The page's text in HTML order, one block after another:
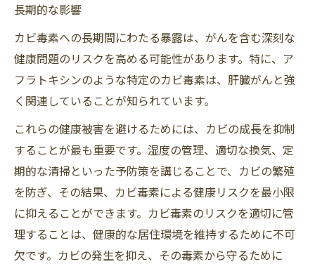
長期的な影響
カビ毒素への長期間にわたる暴露は、がんを含む深刻な
健康問題のリスクを高める可能性があります。特に、ア
フラトキシンのような特定のカビ毒素は、肝臓がんと強
く関連していることが知られています。
これらの健康被害を避けるためには、カビの成長を抑制
することが最も重要です。湿度の管理、適切な換気、定
期的な清掃といった予防策を講じることで、カビの繁殖
を防ぎ、その結果、カビ毒素による健康リスクを最小限
に抑えることができます。カビ毒素のリスクを適切に管
理することは、健康的な居住環境を維持するために不可
欠です。カビの発生を抑え、その毒素から守るために